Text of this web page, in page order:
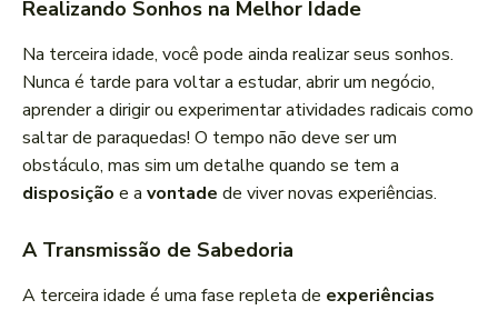
Realizando Sonhos na Melhor Idade
Na terceira idade, você pode ainda realizar seus sonhos.
Nunca é tarde para voltar a estudar, abrir um negócio,
aprender a dirigir ou experimentar atividades radicais como
saltar de paraquedas! O tempo não deve ser um
obstáculo, mas sim um detalhe quando se tem a
disposição e a vontade de viver novas experiências.
A Transmissão de Sabedoria
A terceira idade é uma fase repleta de experiências